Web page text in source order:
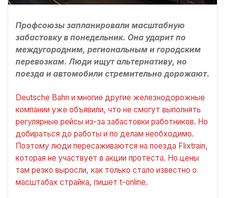
Профсоюзы запланировали масштабную
забастовку в понедельник. Она ударит по
междугородним, региональным и городским
перевозкам. Люди ищут альтернативу, но
поезда и автомобили стремительно дорожают.
Deutsche Bahn и многие другие железнодорожные
компании уже объявили, что не смогут выполнять
регулярные рейсы из-за забастовки работников. Но
добираться до работы и по делам необходимо.
Поэтому люди пересаживаются на поезда Flixtrain,
которая не участвует в акции протеста. Но цены
там резко выросли, как только стало известно о
масштабах страйка, пишет t-online.